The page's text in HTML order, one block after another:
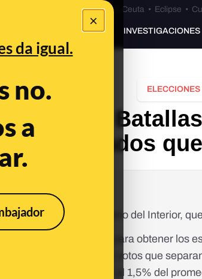
×
da igual.
no.
a
Especial Ceuta•Bulos Ceuta • Eclipse •
PREBUNKING INVESTIGACIONES
⚔️
😶‍🌫 Diputados
provisional del Ministerio del Interior,
son filtrados para obtener los
calcula la diferencia de votos que
esa distancia es menor al 1,5% del